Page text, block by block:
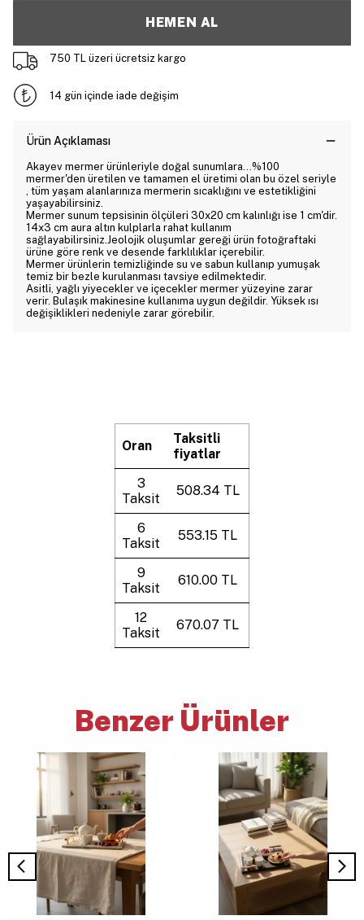
HEMEN AL
750 TL üzeri ücretsiz kargo
14 gün içinde iade değişim
Ürün Açıklaması
Akayev mermer ürünleriyle doğal sunumlara...%100
mermer'den üretilen ve tamamen el üretimi olan bu özel seriyle
, tüm yaşam alanlarınıza mermerin sıcaklığını ve estetikliğini
yaşayabilirsiniz.
Mermer sunum tepsisinin ölçüleri 30x20 cm kalınlığı ise 1 cm'dir.
14x3 cm aura altın kulplarla rahat kullanım
sağlayabilirsiniz.Jeolojik oluşumlar gereği ürün fotoğraftaki
ürüne göre renk ve desende farklılıklar içerebilir.
Mermer ürünlerin temizliğinde su ve sabun kullanıp yumuşak
temiz bir bezle kurulanması tavsiye edilmektedir.
Asitli, yağlı yiyecekler ve içecekler mermer yüzeyine zarar
verir. Bulaşık makinesine kullanıma uygun değildir. Yüksek ısı
değişiklikleri nedeniyle zarar görebilir.
Oran
Taksitli
fiyatlar
3
Taksit
508.34 TL
6
Taksit
553.15 TL
9
Taksit
610.00 TL
12
Taksit
670.07 TL
Benzer Ürünler